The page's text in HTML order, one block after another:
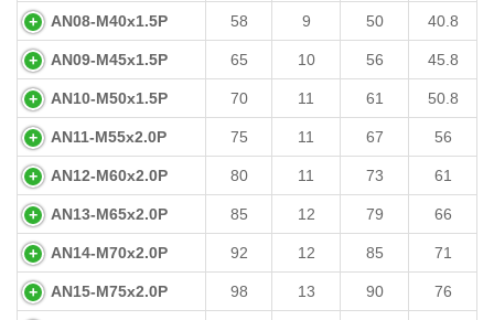
AN08-M40x1.5P 58 9 50 40.8
AN09-M45x1.5P 65 10 56 45.8
AN10-M50x1.5P 70 11 61 50.8
AN11-M55x2.0P 75 11 67 56
AN12-M60x2.0P 80 11 73 61
AN13-M65x2.0P 85 12 79 66
AN14-M70x2.0P 92 12 85 71
AN15-M75x2.0P 98 13 90 76